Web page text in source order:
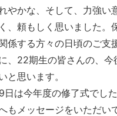
やかな、そして、力強い
、頼もしく思いました。
係する方々の日頃のご支
、22期生の皆さんの、今
と思います。
は今年度の修了式でし
もメッセージをいただい